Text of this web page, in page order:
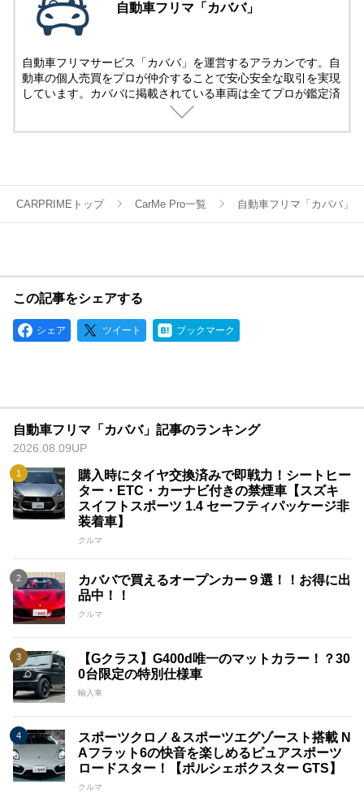
自動車フリマ「カババ」
自動車フリマサービス「カババ」を運営するアラカンです。自
動車の個人売買をプロが仲介することで安心安全な取引を実現
しています。カババに掲載されている車両は全てプロが鑑定済
CARPRIMEトップ CarMe Pro一覧 自動車フリマ「カババ」
この記事をシェアする
シェア ツイート ブックマーク
自動車フリマ「カババ」記事のランキング
2026.08.09UP
購入時にタイヤ交換済みで即戦力！シートヒー
ター・ETC・カーナビ付きの禁煙車【スズキ
スイフトスポーツ 1.4 セーフティパッケージ非
装着車】
クルマ
カババで買えるオープンカー９選！！お得に出
品中！！
クルマ
【Gクラス】G400d唯一のマットカラー！？30
0台限定の特別仕様車
輸入車
スポーツクロノ＆スポーツエグゾースト搭載 N
Aフラット6の快音を楽しめるピュアスポーツ
ロードスター！【ポルシェボクスター GTS】
クルマ